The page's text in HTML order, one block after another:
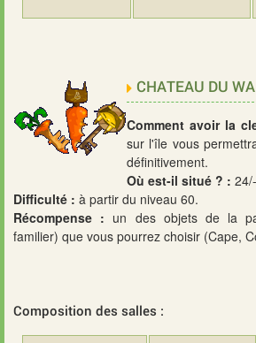
CHATEAU DU WA
Comment avoir la
sur l'île vous
définitivement.
Où est-il situé ? :
Difficulté : à partir du niveau 60.
Récompense : un des objets de la
familier) que vous pourrez choisir (Cape,
Composition des salles :